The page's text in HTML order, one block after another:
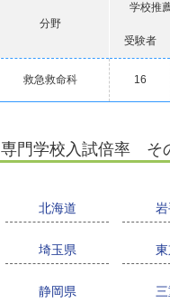
分野
学校推
受験者
救急救命科 16
専門学校入試倍率 そ
北海道
埼玉県
静岡県